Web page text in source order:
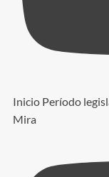
Inicio Período
Mira